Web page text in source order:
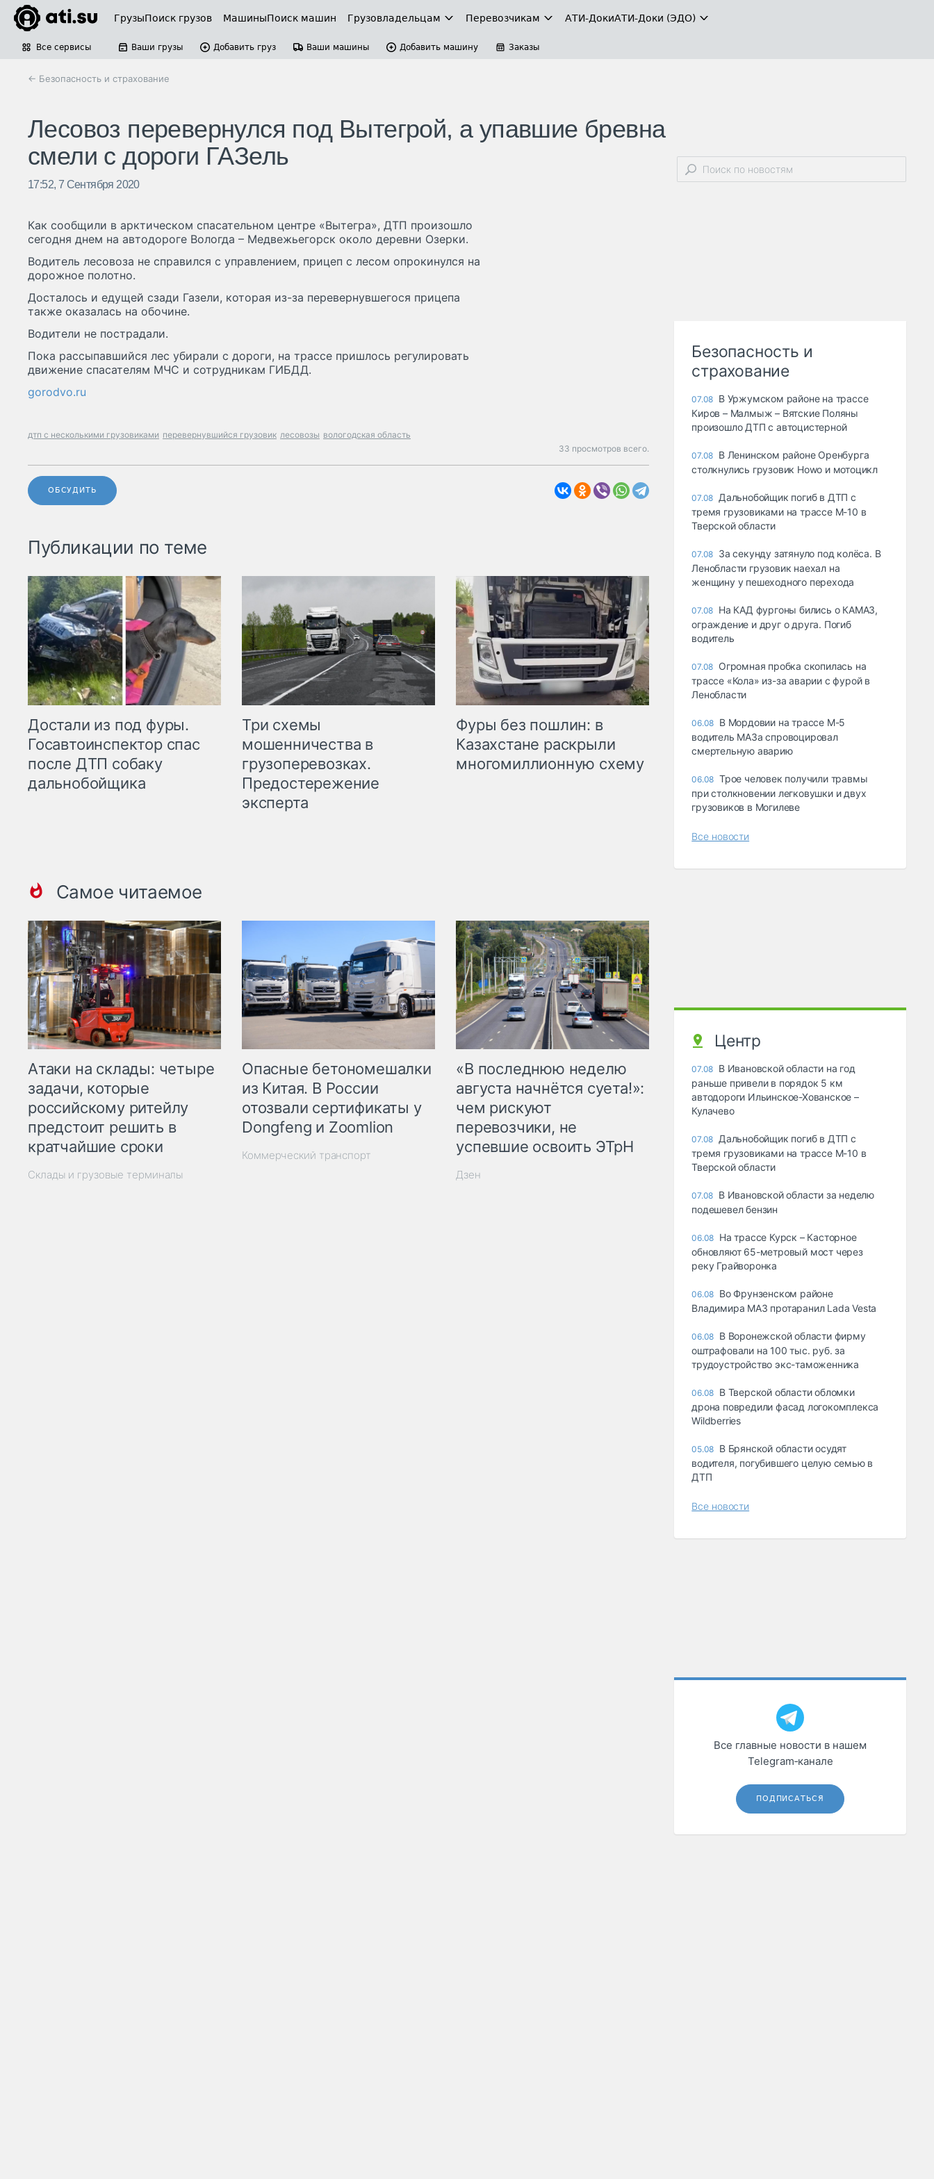
ГрузыПоиск грузов МашиныПоиск машин Грузовладельцам Перевозчикам АТИ-ДокиАТИ-Доки (ЭДО)
Все сервисы Ваши грузы Добавить груз Ваши машины Добавить машину Заказы
← Безопасность и страхование
Лесовоз перевернулся под Вытегрой, а упавшие бревна
смели с дороги ГАЗель
17:52, 7 Сентября 2020
Как сообщили в арктическом спасательном центре «Вытегра», ДТП произошло
сегодня днем на автодороге Вологда – Медвежьегорск около деревни Озерки.
Водитель лесовоза не справился с управлением, прицеп с лесом опрокинулся на
дорожное полотно.
Досталось и едущей сзади Газели, которая из-за перевернувшегося прицепа
также оказалась на обочине.
Водители не пострадали.
Пока рассыпавшийся лес убирали с дороги, на трассе пришлось регулировать
движение спасателям МЧС и сотрудникам ГИБДД.
gorodvo.ru
дтп с несколькими грузовиками перевернувшийся грузовик лесовозы вологодская область
33 просмотров всего.
ОБСУДИТЬ
Публикации по теме
Достали из под фуры.
Госавтоинспектор спас
после ДТП собаку
дальнобойщика
Три схемы
мошенничества в
грузоперевозках.
Предостережение
эксперта
Фуры без пошлин: в
Казахстане раскрыли
многомиллионную схему
Самое читаемое
Атаки на склады: четыре
задачи, которые
российскому ритейлу
предстоит решить в
кратчайшие сроки
Склады и грузовые терминалы
Опасные бетономешалки
из Китая. В России
отозвали сертификаты у
Dongfeng и Zoomlion
Коммерческий транспорт
«В последнюю неделю
августа начнётся суета!»:
чем рискуют
перевозчики, не
успевшие освоить ЭТрН
Дзен
Безопасность и
страхование
07.08 В Уржумском районе на трассе
Киров – Малмыж – Вятские Поляны
произошло ДТП с автоцистерной
07.08 В Ленинском районе Оренбурга
столкнулись грузовик Howo и мотоцикл
07.08 Дальнобойщик погиб в ДТП с
тремя грузовиками на трассе М-10 в
Тверской области
07.08 За секунду затянуло под колёса. В
Ленобласти грузовик наехал на
женщину у пешеходного перехода
07.08 На КАД фургоны бились о КАМАЗ,
ограждение и друг о друга. Погиб
водитель
07.08 Огромная пробка скопилась на
трассе «Кола» из-за аварии с фурой в
Ленобласти
06.08 В Мордовии на трассе М-5
водитель МАЗа спровоцировал
смертельную аварию
06.08 Трое человек получили травмы
при столкновении легковушки и двух
грузовиков в Могилеве
Все новости
Центр
07.08 В Ивановской области на год
раньше привели в порядок 5 км
автодороги Ильинское-Хованское –
Кулачево
07.08 Дальнобойщик погиб в ДТП с
тремя грузовиками на трассе М-10 в
Тверской области
07.08 В Ивановской области за неделю
подешевел бензин
06.08 На трассе Курск – Касторное
обновляют 65-метровый мост через
реку Грайворонка
06.08 Во Фрунзенском районе
Владимира МАЗ протаранил Lada Vesta
06.08 В Воронежской области фирму
оштрафовали на 100 тыс. руб. за
трудоустройство экс-таможенника
06.08 В Тверской области обломки
дрона повредили фасад логокомплекса
Wildberries
05.08 В Брянской области осудят
водителя, погубившего целую семью в
ДТП
Все новости
Все главные новости в нашем
Telegram‑канале
ПОДПИСАТЬСЯ